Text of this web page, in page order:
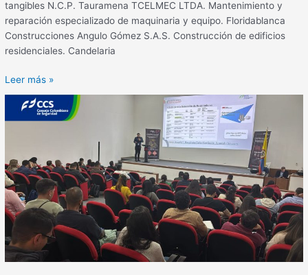
tangibles N.C.P. Tauramena TCELMEC LTDA. Mantenimiento y
reparación especializado de maquinaria y equipo. Floridablanca
Construcciones Angulo Gómez S.A.S. Construcción de edificios
residenciales. Candelaria
Leer más »
Primer
Encuentro
Cisproquim®:
un
espacio
para
fortalecer
la
gestión